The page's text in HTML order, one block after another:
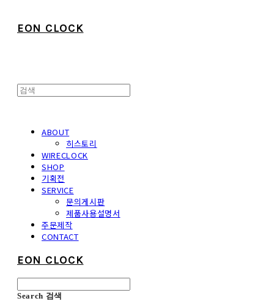
EON CLOCK
ABOUT
히스토리
WIRECLOCK
SHOP
기획전
SERVICE
문의게시판
제품사용설명서
주문제작
CONTACT
EON CLOCK
Search 검색